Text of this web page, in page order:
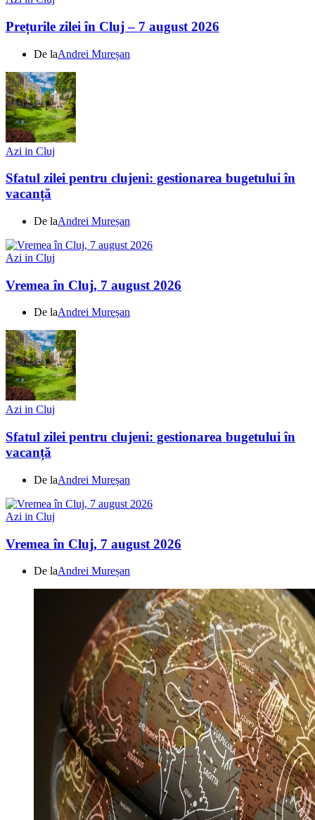
Prețurile zilei în Cluj – 7 august 2026
De laAndrei Mureșan
Azi in Cluj
Sfatul zilei pentru clujeni: gestionarea bugetului în
vacanță
De laAndrei Mureșan
Azi in Cluj
Vremea în Cluj, 7 august 2026
De laAndrei Mureșan
Azi in Cluj
Sfatul zilei pentru clujeni: gestionarea bugetului în
vacanță
De laAndrei Mureșan
Azi in Cluj
Vremea în Cluj, 7 august 2026
De laAndrei Mureșan